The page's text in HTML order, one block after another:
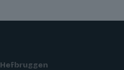
Hefbruggen